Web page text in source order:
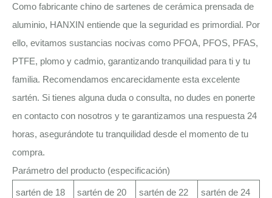
Como fabricante chino de sartenes de cerámica prensada de
aluminio, HANXIN entiende que la seguridad es primordial. Por
ello, evitamos sustancias nocivas como PFOA, PFOS, PFAS,
PTFE, plomo y cadmio, garantizando tranquilidad para ti y tu
familia. Recomendamos encarecidamente esta excelente
sartén. Si tienes alguna duda o consulta, no dudes en ponerte
en contacto con nosotros y te garantizamos una respuesta 24
horas, asegurándote tu tranquilidad desde el momento de tu
compra.
Parámetro del producto (especificación)
sartén de 18
sartén de 20
sartén de 22
sartén de 24